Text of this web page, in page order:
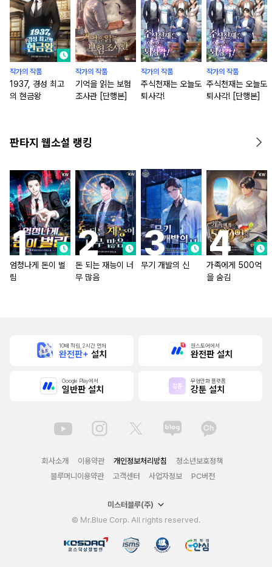
작가의 작품
1937, 경성 최고
의 현금왕
작가의 작품
기억을 읽는 보험
조사관 [단행본]
작가의 작품
주식천재는 오늘도
퇴사각!
작가의 작품
주식천재는 오늘도
퇴사각! [단행본]
판타지 웹소설 랭킹
엄청나게 돈이 벌
림
돈 되는 재능이 너
무 많음
무기 개발의 신
가족에게 500억
을 숨김
10배 적립, 2시간 먼저
완전판+ 설치
원스토어에서
완전판 설치
Google Play에서
일반판 설치
무협만화 플랫폼
강툰 설치
회사소개 이용약관 개인정보처리방침
청소년보호정책
블루머니이용약관
고객센터 사업자정보 PC버전
미스터블루(주)
© Mr.Blue Corp. All rights reserved.